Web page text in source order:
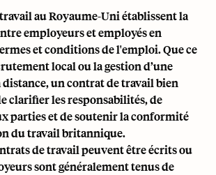
au Royaume-Uni établissent la
employeurs et employés en
et conditions de l'emploi. Que ce
local ou la gestion d’une
un contrat de travail bien
clarifier les responsabilités, de
parties et de soutenir la conformité
du travail britannique.
de travail peuvent être écrits ou
sont généralement tenus de